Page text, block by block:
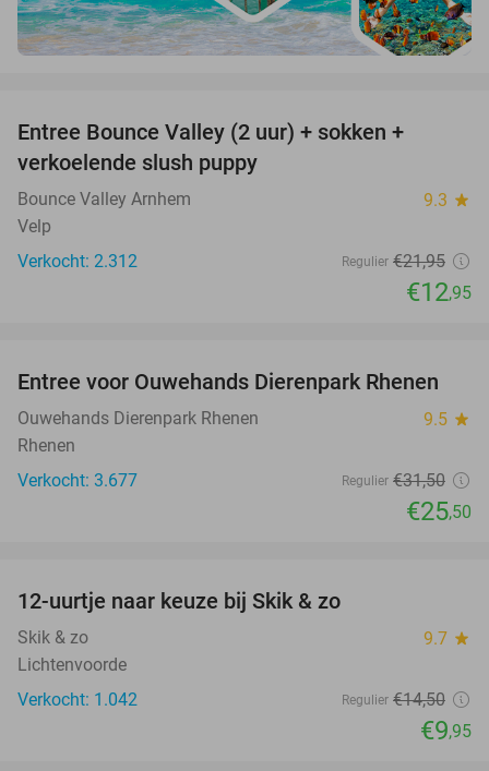
Entree Bounce Valley (2 uur) + sokken +
verkoelende slush puppy
Bounce Valley Arnhem 9.3 star
Velp
Verkocht: 2.312
Regulier €21,95
€12,95
19%
Entree voor Ouwehands Dierenpark Rhenen
Ouwehands Dierenpark Rhenen 9.5 star
Rhenen
Verkocht: 3.677
Regulier €31,50
€25,50
12-uurtje naar keuze bij Skik & zo
Skik & zo 9.7 star
Lichtenvoorde
Verkocht: 1.042
Regulier €14,50
€9,95